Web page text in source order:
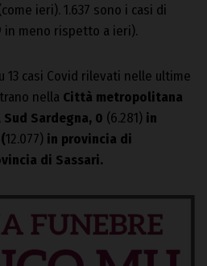
ieri). 1.637 sono i casi di
meno rispetto a ieri).
casi Covid rilevati nelle ultime
nella Città metropolitana
Sud Sardegna, 0 (6.281) in
12.077) in provincia di
di Sassari.